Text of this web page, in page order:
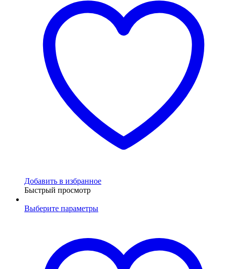
Добавить в избранное
Быстрый просмотр
Выберите параметры